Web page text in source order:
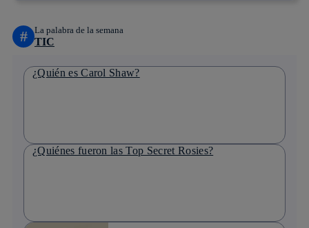
# La palabra de la semana
TIC
¿Quién es Carol Shaw?
¿Quiénes fueron las Top Secret Rosies?